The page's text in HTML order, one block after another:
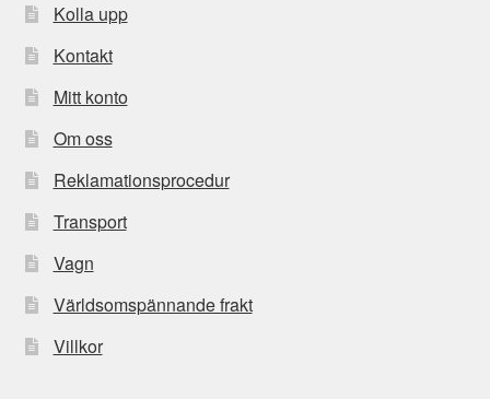
Kolla upp
Kontakt
Mitt konto
Om oss
Reklamationsprocedur
Transport
Vagn
Världsomspännande frakt
Villkor